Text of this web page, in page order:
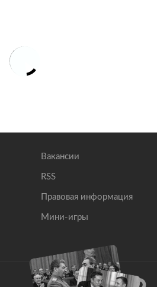
Вакансии
RSS
Правовая информация
Мини-игры